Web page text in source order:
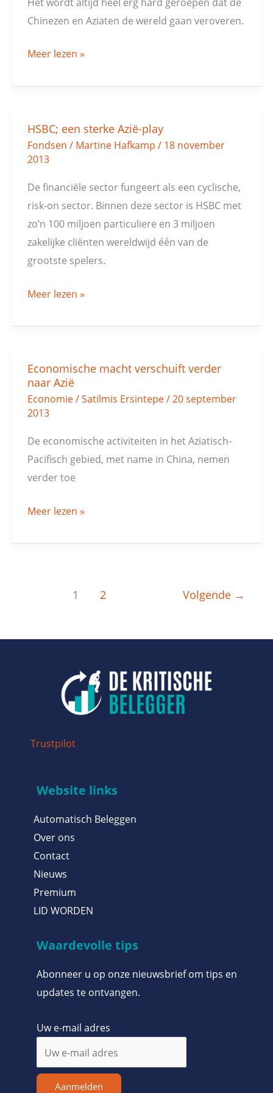
Chinezen en Aziaten de wereld gaan veroveren.
Meer lezen »
HSBC; een sterke Azië-play
Fondsen / Martine Hafkamp / 18 november
2013
De financiële sector fungeert als een cyclische,
risk-on sector. Binnen deze sector is HSBC met
zo’n 100 miljoen particuliere en 3 miljoen
zakelijke cliënten wereldwijd één van de
grootste spelers.
HSBC;
een
sterke
Azië-
play
Meer lezen »
Economische macht verschuift verder
naar Azië
Economie/Satilmis Ersintepe/20 september
2013
De economische activiteiten in het Aziatisch-
Pacifisch gebied, met name in China, nemen
verder toe
Economische
macht
verschuift
naar
Azië
Meer lezen »
1 2 Volgende →
Trustpilot
Website links
Automatisch Beleggen
Over ons
Contact
Nieuws
Premium
LID WORDEN
Waardevolle tips
Abonneer u op onze nieuwsbrief om tips en
updates te ontvangen.
Uw e-mail adres
Aanmelden